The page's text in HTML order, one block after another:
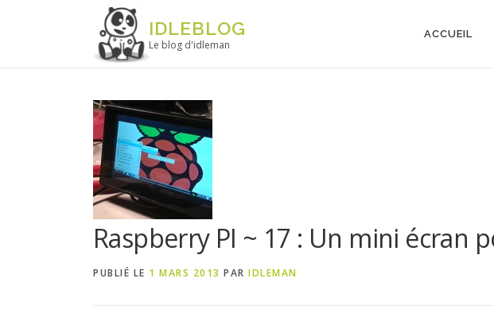
IDLEBLOG
Le blog d'idleman
ACCUEIL
Raspberry PI ~ 17 : Un mini écran
PUBLIÉ LE 1 MARS 2013 PAR IDLEMAN